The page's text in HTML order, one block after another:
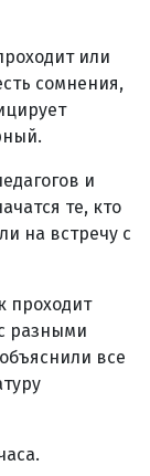
или
сомнения,
и
те, кто
на встречу с
проходит
разными
все